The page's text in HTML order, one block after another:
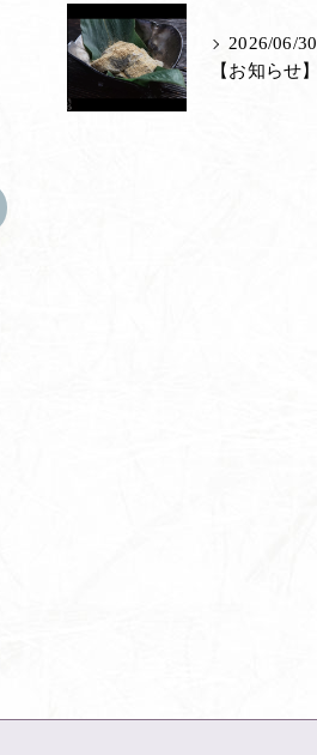
里山のおはなし
2026/06/30